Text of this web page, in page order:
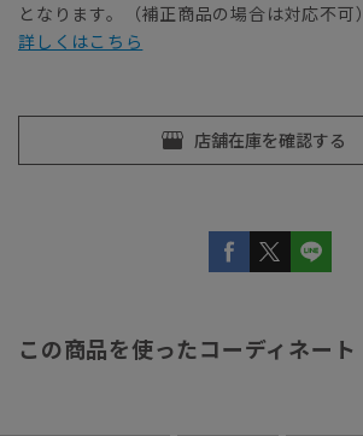
となります。（補正商品の場合は対応不可）
詳しくはこちら
この商品を使ったコーディネート